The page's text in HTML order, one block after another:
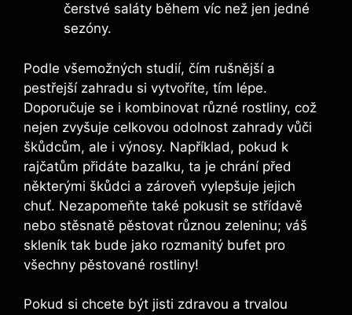
čerstvé saláty během víc než jen jedné
sezóny.
Podle všemožných studií, čím rušnější a
pestřejší zahradu si vytvoříte, tím lépe.
Doporučuje se i kombinovat různé rostliny, což
nejen zvyšuje celkovou odolnost zahrady vůči
škůdcům, ale i výnosy. Například, pokud k
rajčatům přidáte bazalku, ta je chrání před
některými škůdci a zároveň vylepšuje jejich
chuť. Nezapomeňte také pokusit se střídavě
nebo stěsnatě pěstovat různou zeleninu; váš
skleník tak bude jako rozmanitý bufet pro
všechny pěstované rostliny!
Pokud si chcete být jisti zdravou a trvalou